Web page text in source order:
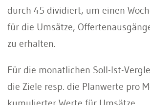
durch 45 dividiert, um einen
für die Umsätze,
zu erhalten.
Für die monatlichen Soll-Ist-
die Ziele resp. die Planwerte pro